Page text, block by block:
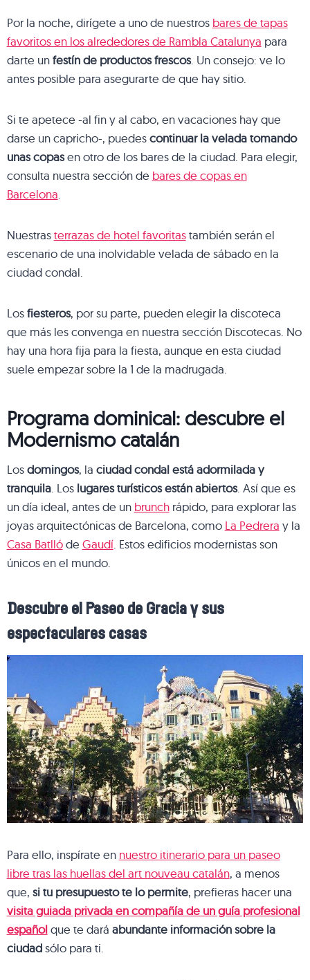
Por la noche, dirígete a uno de nuestros bares de tapas
favoritos en los alrededores de Rambla Catalunya para
darte unfestín de productos frescos. Un consejo: ve lo
antes posible para asegurarte de que hay sitio.
Si te apetece -al fin y al cabo, en vacaciones hay que
darse un capricho-, puedescontinuar la velada tomando
unas copasen otro de los bares de la ciudad. Para elegir,
consulta nuestra sección de bares de copas en
Barcelona
Nuestrasterrazas de hotel favoritastambién serán el
escenario de una inolvidable velada de sábado en la
ciudad condal.
Losfiesteros, por su parte, pueden elegir la discoteca
que más les convenga en nuestra sección Discotecas. No
hay una hora fija para la fiesta, aunque en esta ciudad
suele empezar sobre la 1 de la madrugada.
Programa dominical: descubre el
Modernismo catalán
Losdomingos, la ciudad condal está adormilada y
tranquila. Los lugares turísticos están abiertos. Así que es
un día ideal, antes de un brunchrápido, para explorar las
joyas arquitectónicas de Barcelona, como La Pedrera y la
Casa Batllóde Gaudí. Estos edificios modernistas son
únicos en el mundo.
Descubre el Paseo de Gracia y sus
espectaculares casas
Para ello, inspírate en nuestro itinerario para un paseo
libre tras las huellas del art nouveau catalán, a menos
que, si tu presupuesto te lo permite, prefieras hacer una
visita guiada privada en compañía de un guía profesional
españolque te dará abundante información sobre la
ciudadsólo para ti.